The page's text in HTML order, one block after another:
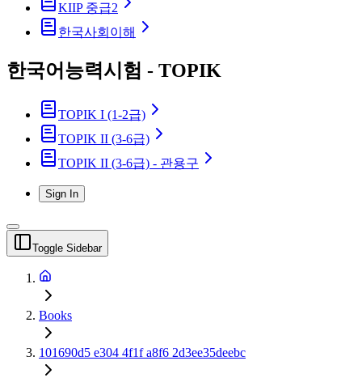
KIIP 중급2
한국사회이해
한국어능력시험 - TOPIK
TOPIK I (1-2급)
TOPIK II (3-6급)
TOPIK II (3-6급) - 관용구
Sign In
Toggle Sidebar
Books
101690d5 e304 4f1f a8f6 2d3ee35deebc